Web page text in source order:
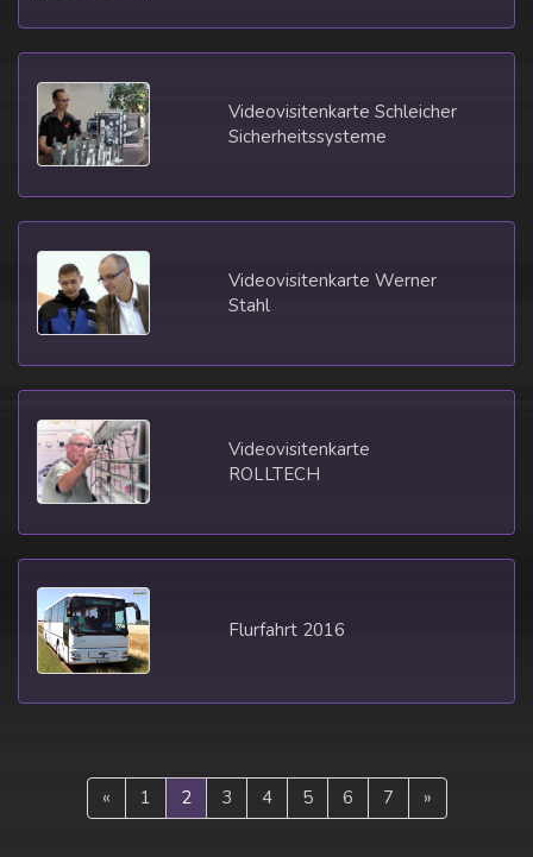
Videovisitenkarte Schleicher
Sicherheitssysteme
Videovisitenkarte Werner
Stahl
Videovisitenkarte
ROLLTECH
Flurfahrt 2016
« 1 2 3 4 5 6 7 »